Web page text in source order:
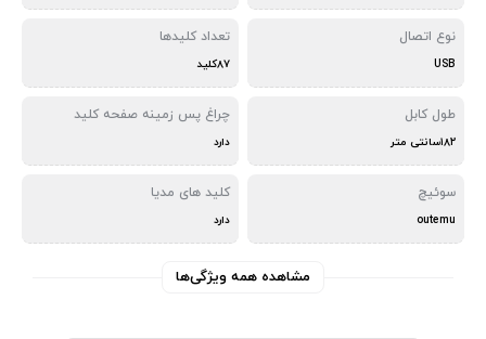
نوع اتصال
USB
تعداد کلیدها
۸۷کلید
طول کابل
۱۸۲سانتی متر
چراغ‌ پس زمینه صفحه کلید
دارد
سوئیچ
outemu
کلید های مدیا
دارد
مشاهده همه ویژگی‌ها